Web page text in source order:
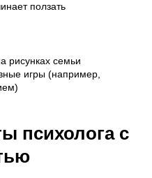
ползать
рисунках семьи
игры (например,
психолога с